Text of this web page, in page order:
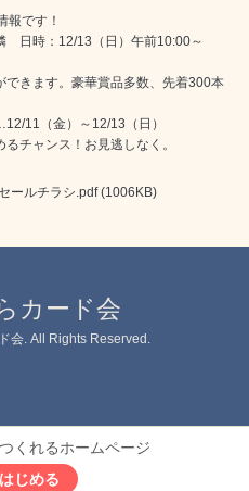
報です！
日時：12/13（日）午前10:00～
きます。豪華賞品多数、先着300本
11（金）～12/13（日）
チャンス！お見逃しなく。
ールチラシ.pdf(1006KB)
カード会
会. All Rights Reserved.
くれるホームページ
じめる